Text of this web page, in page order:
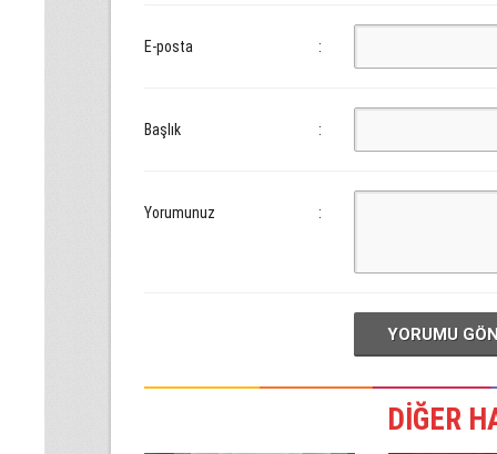
E-posta :
Başlık :
Yorumunuz :
YORUMU
DİĞER